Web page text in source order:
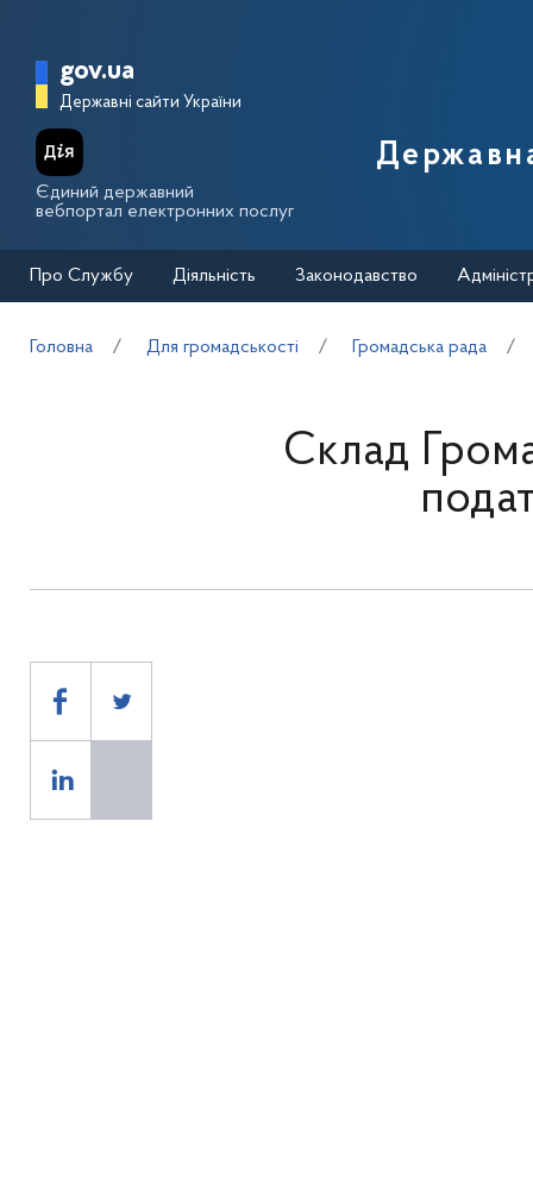
Головна сторінка Державної
gov.ua
Державні сайти України
Єдиний державний
вебпортал електронних послуг
Про Службу Діяльність Законодавство
Головна Для громадськості Громадська рада
Склад